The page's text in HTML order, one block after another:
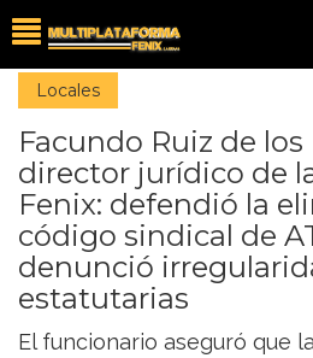
Locales
Facundo Ruiz de los
director jurídico de
Fenix: defendió la
código sindical de
denunció
estatutarias
El funcionario aseguró que